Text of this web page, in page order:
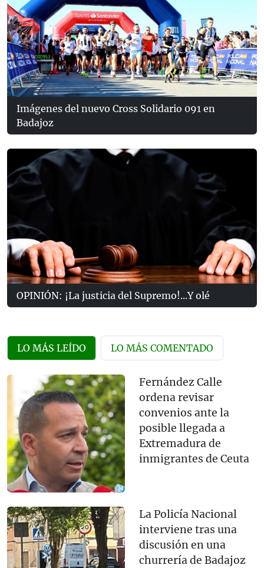
Imágenes del nuevo Cross Solidario 091 en
Badajoz
OPINIÓN: ¡La justicia del Supremo!...Y olé
LO MÁS LEÍDO LO MÁS COMENTADO
Fernández Calle
ordena revisar
convenios ante la
posible llegada a
Extremadura de
inmigrantes de Ceuta
La Policía Nacional
interviene tras una
discusión en una
churrería de Badajoz